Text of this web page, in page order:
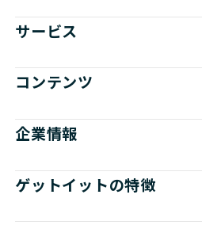
サービス
コンテンツ
企業情報
ゲットイットの特徴